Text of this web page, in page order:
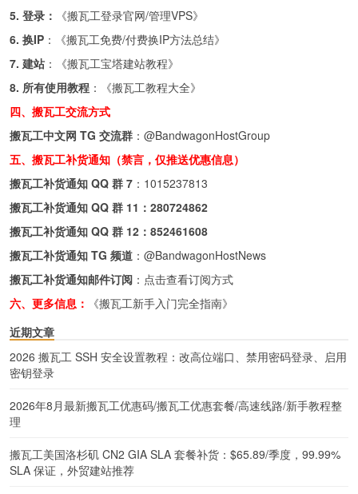
5. 登录：
《搬瓦工登录官网/管理VPS》
6. 换IP ：《搬瓦工免费/付费换IP方法总结》
7. 建站 ：《搬瓦工宝塔建站教程》
8. 所有使用教程 ：《搬瓦工教程大全》
四、搬瓦工交流方式
搬瓦工中文网 TG 交流群 ： @BandwagonHostGroup
五、搬瓦工补货通知（禁言，仅推送优惠信息）
搬瓦工补货通知 QQ 群 7 ： 1015237813
搬瓦工补货通知 QQ 群 11： 280724862
搬瓦工补货通知 QQ 群 12： 852461608
搬瓦工补货通知 TG 频道 ： @BandwagonHostNews
搬瓦工补货通知邮件订阅 ： 点击查看订阅方式
六、更多信息：
《搬瓦工新手入门完全指南》
近期文章
2026 搬瓦工 SSH 安全设置教程：改高位端口、禁用密码登录、启用
密钥登录
2026年8月最新搬瓦工优惠码/搬瓦工优惠套餐/高速线路/新手教程整
理
搬瓦工美国洛杉矶 CN2 GIA SLA 套餐补货：$65.89/季度，99.99%
SLA 保证，外贸建站推荐